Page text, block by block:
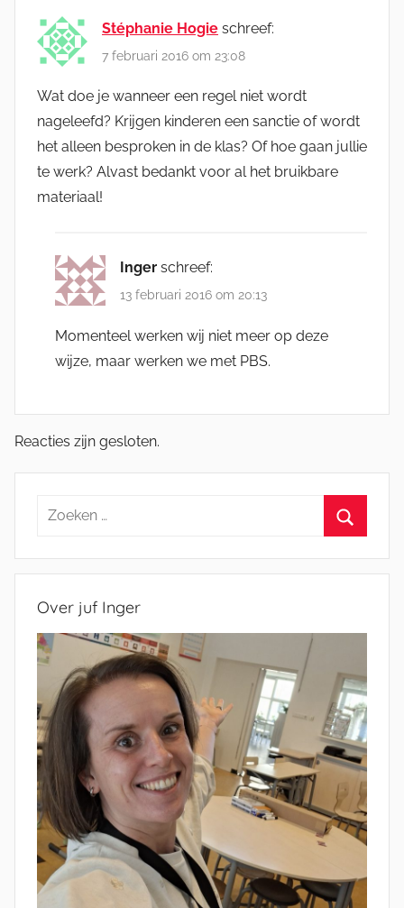
Stéphanie Hogie schreef:
7 februari 2016 om 23:08
Wat doe je wanneer een regel niet wordt
nageleefd? Krijgen kinderen een sanctie of wordt
het alleen besproken in de klas? Of hoe gaan jullie
te werk? Alvast bedankt voor al het bruikbare
materiaal!
Inger schreef:
13 februari 2016 om 20:13
Momenteel werken wij niet meer op deze
wijze, maar werken we met PBS.
Reacties zijn gesloten.
Zoeken
Over juf Inger